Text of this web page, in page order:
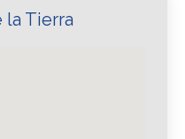
la Tierra